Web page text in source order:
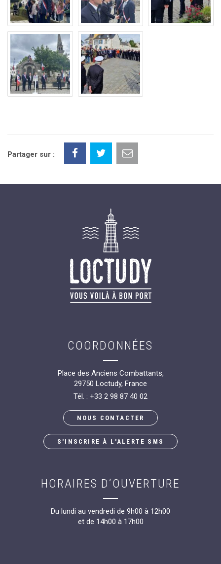
Partager sur :
COORDONNÉES
Place des Anciens Combattants,
29750 Loctudy, France
Tél. : +33 2 98 87 40 02
NOUS CONTACTER
S'INSCRIRE À L'ALERTE SMS
HORAIRES D’OUVERTURE
Du lundi au vendredi de 9h00 à 12h00
et de 14h00 à 17h00